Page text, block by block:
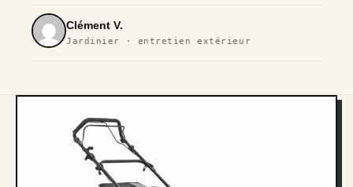
Clément V.
Jardinier · entretien extérieur